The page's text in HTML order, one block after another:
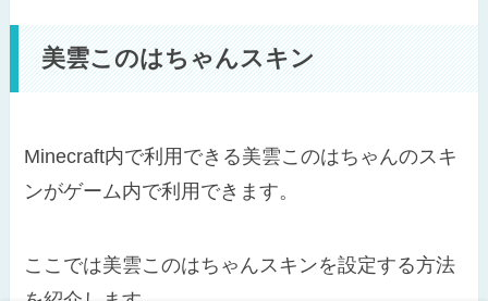
美雲このはちゃんスキン
Minecraft内で利用できる美雲このはちゃんのスキ
ンがゲーム内で利用できます。
ここでは美雲このはちゃんスキンを設定する方法